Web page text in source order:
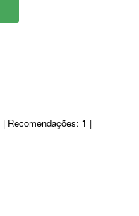
| Recomendações: 1 |